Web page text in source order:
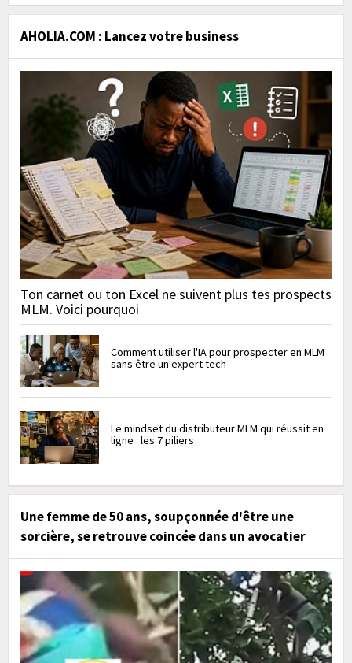
AHOLIA.COM : Lancez votre business
Ton carnet ou ton Excel ne suivent plus tes prospects
MLM. Voici pourquoi
Comment utiliser l'IA pour prospecter en MLM
sans être un expert tech
Le mindset du distributeur MLM qui réussit en
ligne : les 7 piliers
Une femme de 50 ans, soupçonnée d'être une
sorcière, se retrouve coincée dans un avocatier